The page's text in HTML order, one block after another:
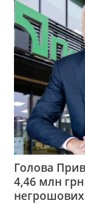
Голова
4,46 млн